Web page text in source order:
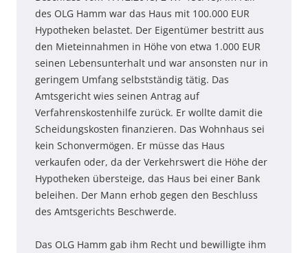
des OLG Hamm war das Haus mit 100.000 EUR
Hypotheken belastet. Der Eigentümer bestritt aus
den Mieteinnahmen in Höhe von etwa 1.000 EUR
seinen Lebensunterhalt und war ansonsten nur in
geringem Umfang selbstständig tätig. Das
Amtsgericht wies seinen Antrag auf
Verfahrenskostenhilfe zurück. Er wollte damit die
Scheidungskosten finanzieren. Das Wohnhaus sei
kein Schonvermögen. Er müsse das Haus
verkaufen oder, da der Verkehrswert die Höhe der
Hypotheken übersteige, das Haus bei einer Bank
beleihen. Der Mann erhob gegen den Beschluss
des Amtsgerichts Beschwerde.
Das OLG Hamm gab ihm Recht und bewilligte ihm